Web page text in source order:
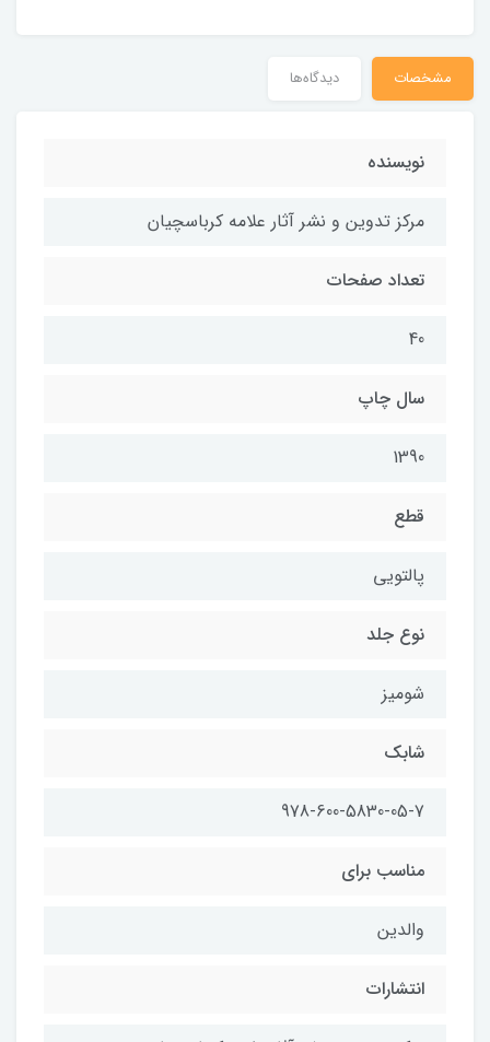
مشخصات دیدگاه‌ها
نویسنده
مركز تدوين و نشر آثار علامه كرباسچيان
تعداد صفحات
40
سال چاپ
1390
قطع
پالتويي
نوع جلد
شوميز
شابك
978-600-5830-05-7
مناسب براي
والدين
انتشارات